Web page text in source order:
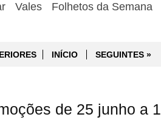
Vales Folhetos da Semana
INÍCIO SEGUINTES »
de 25 junho a 1